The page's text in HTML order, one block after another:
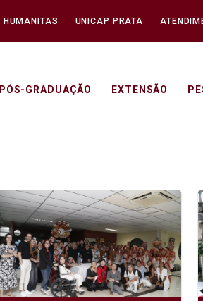
HUMANITAS UNICAP PRATA
PÓS-GRADUAÇÃO EXTENSÃO